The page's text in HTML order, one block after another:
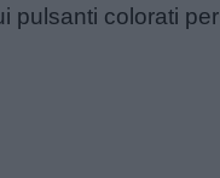
pulsanti colorati per